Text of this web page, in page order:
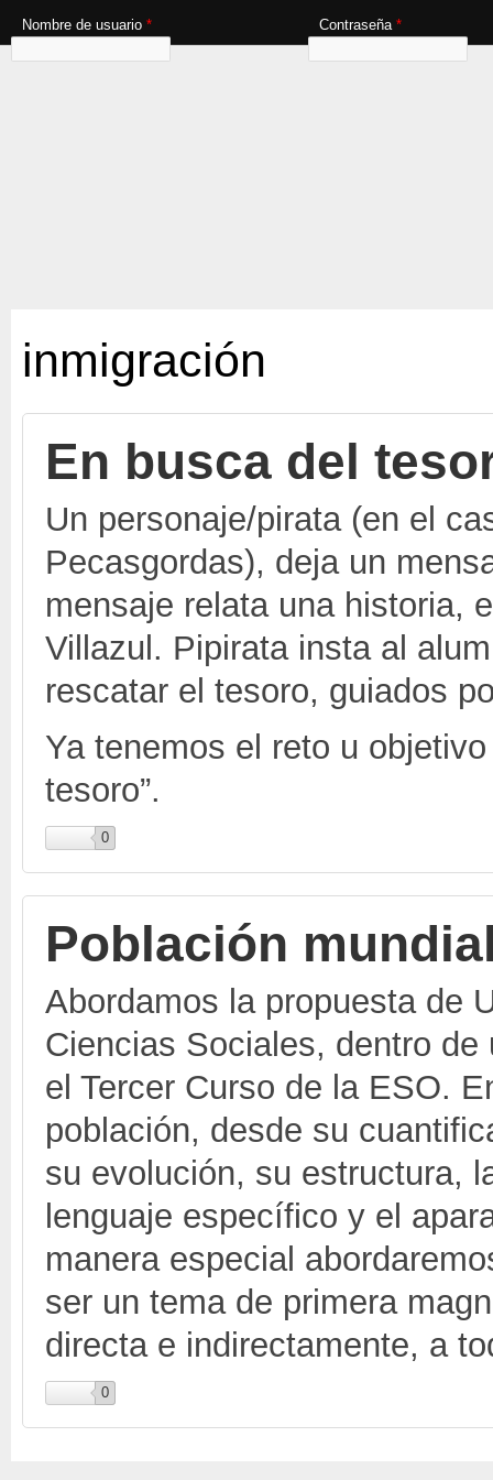
Nombre de usuario * Contraseña *
inmigración
En busca del
Un personaje/pirata (en el
Pecasgordas), deja un
mensaje relata una historia,
Villazul. Pipirata insta al
rescatar el tesoro, guiados
Ya tenemos el reto u
tesoro”.
0
Población
Abordamos la propuesta de
Ciencias Sociales, dentro
el Tercer Curso de la ESO.
población, desde su
su evolución, su estructura,
lenguaje específico y el
manera especial
ser un tema de primera
directa e indirectamente, a
0